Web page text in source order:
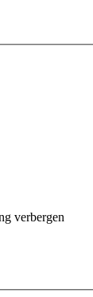
verbergen